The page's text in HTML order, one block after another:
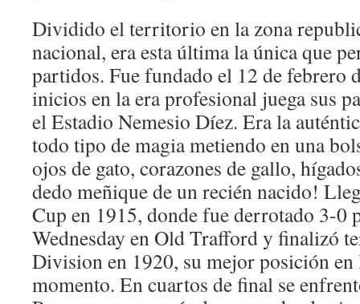
Dividido el territorio en la zona
nacional, era esta última la única que
partidos. Fue fundado el 12 de febrero
inicios en la era profesional juega sus
el Estadio Nemesio Díez. Era la
todo tipo de magia metiendo en una
ojos de gato, corazones de gallo,
dedo meñique de un recién nacido!
Cup en 1915, donde fue derrotado 3-0
Wednesday en Old Trafford y finalizó
Division en 1920, su mejor posición en
momento. En cuartos de final se